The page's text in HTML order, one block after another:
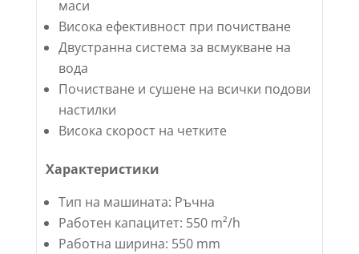
маси
Висока ефективност при почистване
Двустранна система за всмукване на
вода
Почистване и сушене на всички подови
настилки
Висока скорост на четките
Характеристики
Тип на машината: Ръчна
Работен капацитет: 550 m²/h
Работна ширина: 550 mm